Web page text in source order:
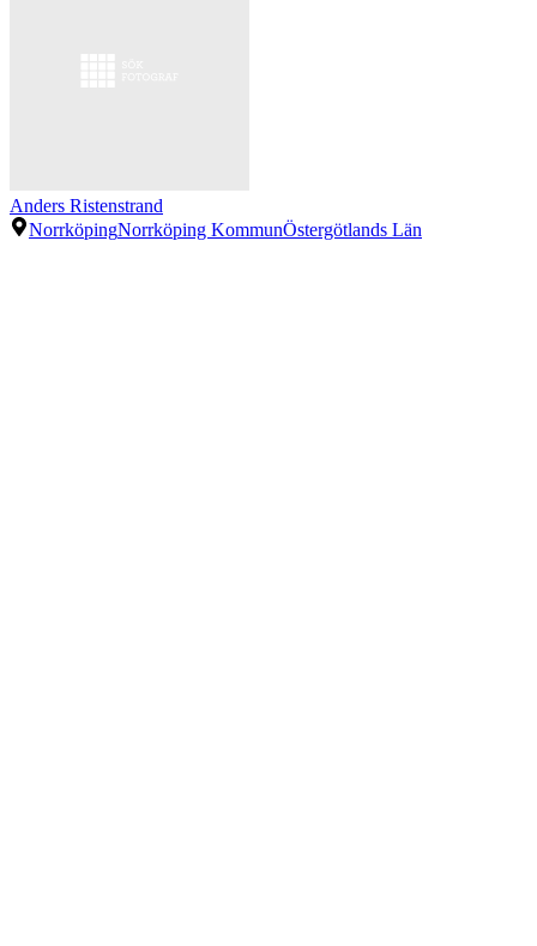
Anders Ristenstrand
NorrköpingNorrköping KommunÖstergötlands Län